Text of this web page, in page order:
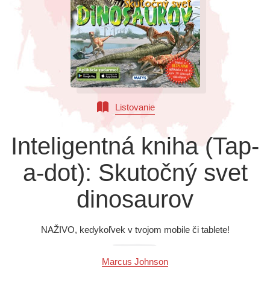
Výchova a pedagogika
Všetky kategórie
Listovanie
Inteligentná kniha (Tap-
a-dot): Skutočný svet
dinosaurov
NAŽIVO, kedykoľvek v tvojom mobile či tablete!
Marcus Johnson